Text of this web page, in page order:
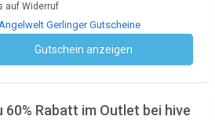
auf Widerruf
Gerlinger Gutscheine
Gutschein anzeigen
60% Rabatt im Outlet bei hive